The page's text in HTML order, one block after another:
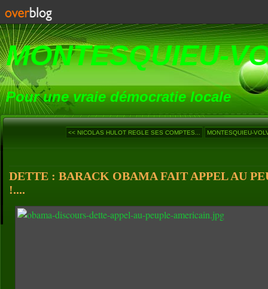
MONTESQUIEU-
Pour une vraie démocratie locale
<< NICOLAS HULOT REGLE SES COMPTES... MONTESQUIEU-
DETTE : BARACK OBAMA FAIT APPEL AU
!....